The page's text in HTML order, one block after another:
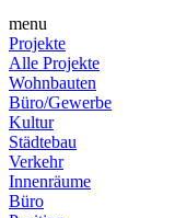
menu
Projekte
Alle Projekte
Wohnbauten
Büro/Gewerbe
Kultur
Städtebau
Verkehr
Innenräume
Büro